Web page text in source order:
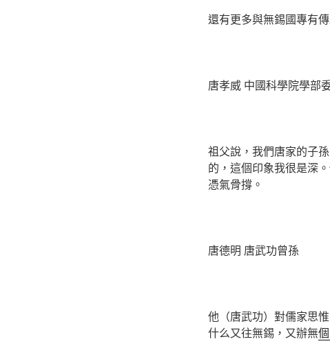
還有更多與無錫國專有
唐孝威 中國科學院學部
祖父說，我們唐家的子
的，這個印象我很是深
憑氣骨撐。
唐德明 唐武功曾孫
他（唐武功）對儒家思
什么又往無錫，又辦無